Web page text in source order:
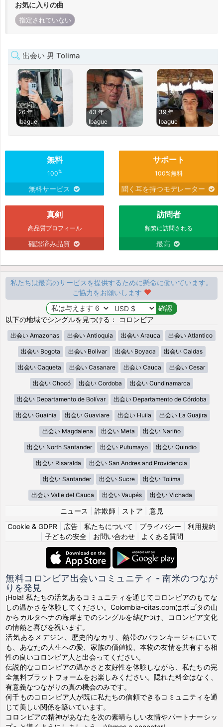
お気に入りの曲
指定されていない
出会い 男 Tolima
26 年
Ibague
43 年
Ibague
39 年
Ibague
無料
100%
無料サービス
サポート
100%無料
聞く耳を持つモデレーター
真剣
高品質プロフィール
確認済み品質
訪問者
頻繁に訪問される
最高
私たちは最高のサービスを提供するために懸命に働いています。
ご協力をお願いします
以下の地域でシングルを見つける： コロンビア
出会い Amazonas 出会い Antioquia 出会い Arauca 出会い Atlantico
出会い Bogota 出会い Bolívar 出会い Boyaca 出会い Caldas
出会い Caqueta 出会い Casanare 出会い Cauca 出会い Cesar
出会い Chocó 出会い Cordoba 出会い Cundinamarca
出会い Departamento de Bolívar 出会い Departamento de Córdoba
出会い Guainia 出会い Guaviare 出会い Huila 出会い La Guajira
出会い Magdalena 出会い Meta 出会い Nariño
出会い North Santander 出会い Putumayo 出会い Quindio
出会い Risaralda 出会い San Andres and Providencia
出会い Santander 出会い Sucre 出会い Tolima
出会い Valle del Cauca 出会い Vaupés 出会い Vichada
ニュース 詐欺師 ストア
意見
Cookie & GDPR
広告 私たちについて プライバシー
利用規約
子どもの安全| お問い合わせ| よくある質問
無料コロンビア出会いコミュニティ - 南米のつなが
りを発見
¡Hola! 私たちの活気あるコミュニティを通じてコロンビアのもてな
しの温かさを体験してください。Colombia-citas.comはボゴタの山
からカルタヘナの海岸までのシングルを結びつけ、コロンビア文化
の情熱と喜びを祝います。
活気あるメデジン、歴史的なカリ、熱帯のバランキージャにいて
も、あなたの人生への愛、家族の価値観、本物の友情を共有する相
性の良いコロンビア人と出会ってください。
伝説的なコロンビアの温かさと友好性を体験しながら、私たちの完
全無料プラットフォームをお楽しみください。隠れた料金はなく、
有意義なつながりの真の機会のみです。
何千ものコロンビア人が既に私たちの信頼できるコミュニティを通
じて美しい関係を築いています。
コロンビアの精神があなたを次の素晴らしい友情やパートナーシッ